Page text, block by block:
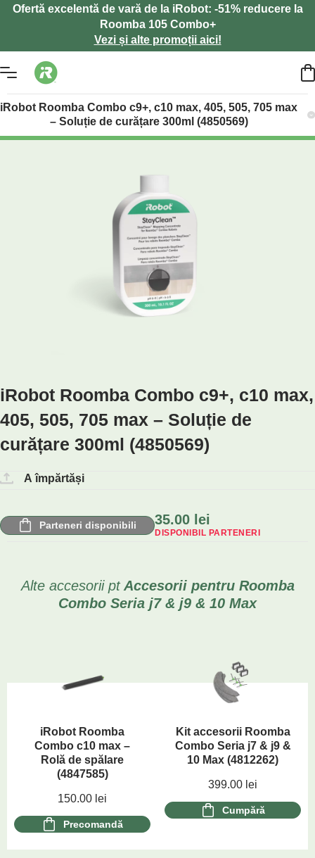
Ofertă excelentă de vară de la iRobot: -51% reducere la
Roomba 105 Combo+
Vezi și alte promoții aici!
iRobot Roomba Combo c9+, c10 max, 405, 505, 705 max
– Soluție de curățare 300ml (4850569)
iRobot Roomba Combo c9+, c10 max,
405, 505, 705 max – Soluție de
curățare 300ml (4850569)
A împărtăși
Parteneri disponibili 35.00 lei
DISPONIBIL PARTENERI
Alte accesorii ptAccesorii pentru Roomba
Combo Seria j7 & j9 & 10 Max
iRobot Roomba
Combo c10 max –
Rolă de spălare
(4847585)
150.00 lei
Precomandă
Kit accesorii Roomba
Combo Seria j7 & j9 &
10 Max (4812262)
399.00 lei
Cumpără